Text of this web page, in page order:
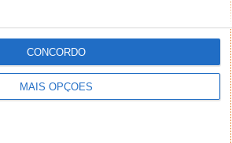
MAIS OPÇÕES
CONCORDO